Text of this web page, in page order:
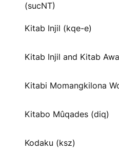
(sucNT)
Kitab Injil (kqe-e)
Kitab Injil and Kitab
Kitabi Momangkilona
Kitabo Mûqades (diq)
Kodaku (ksz)